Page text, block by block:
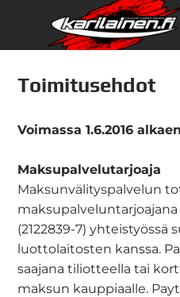
Toimitusehdot
Voimassa 1.6.2016 alkaen
Maksupalvelutarjoaja
Maksunvälityspalvelun
(2122839-7) yhteistyössä
luottolaitosten kanssa.
saajana tiliotteella tai
maksun kauppiaalle.